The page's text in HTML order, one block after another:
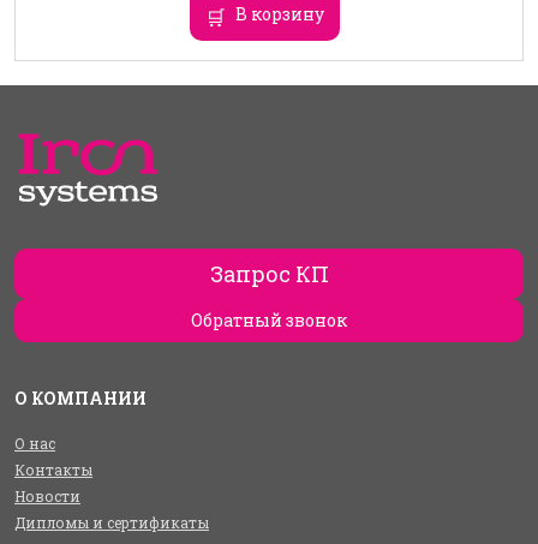
В корзину
Запрос КП
Обратный звонок
О КОМПАНИИ
О нас
Контакты
Новости
Дипломы и сертификаты